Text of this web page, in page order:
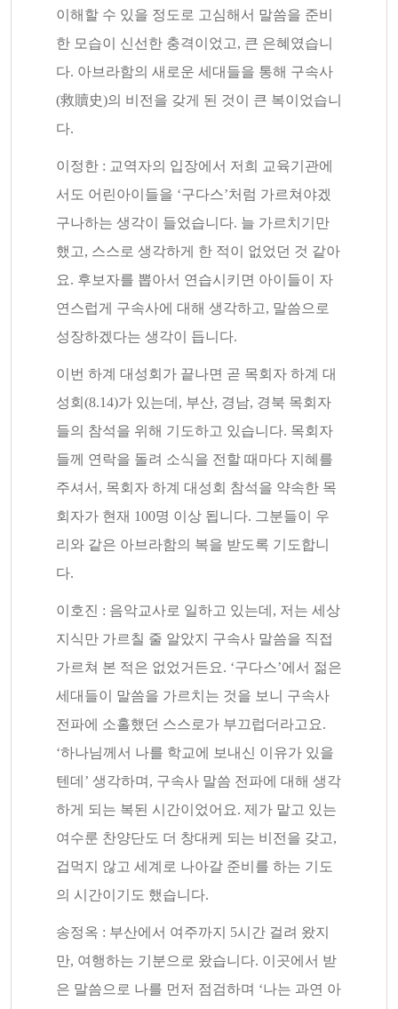
이해할 수 있을 정도로 고심해서 말씀을 준비
한 모습이 신선한 충격이었고, 큰 은혜였습니
다. 아브라함의 새로운 세대들을 통해 구속사
(救贖史)의 비전을 갖게 된 것이 큰 복이었습니
다.
이정한 : 교역자의 입장에서 저희 교육기관에
서도 어린아이들을 ‘구다스’처럼 가르쳐야겠
구나하는 생각이 들었습니다. 늘 가르치기만
했고, 스스로 생각하게 한 적이 없었던 것 같아
요. 후보자를 뽑아서 연습시키면 아이들이 자
연스럽게 구속사에 대해 생각하고, 말씀으로
성장하겠다는 생각이 듭니다.
이번 하계 대성회가 끝나면 곧 목회자 하계 대
성회(8.14)가 있는데, 부산, 경남, 경북 목회자
들의 참석을 위해 기도하고 있습니다. 목회자
들께 연락을 돌려 소식을 전할 때마다 지혜를
주셔서, 목회자 하계 대성회 참석을 약속한 목
회자가 현재 100명 이상 됩니다. 그분들이 우
리와 같은 아브라함의 복을 받도록 기도합니
다.
이호진 : 음악교사로 일하고 있는데, 저는 세상
지식만 가르칠 줄 알았지 구속사 말씀을 직접
가르쳐 본 적은 없었거든요. ‘구다스’에서 젊은
세대들이 말씀을 가르치는 것을 보니 구속사
전파에 소홀했던 스스로가 부끄럽더라고요.
‘하나님께서 나를 학교에 보내신 이유가 있을
텐데’ 생각하며, 구속사 말씀 전파에 대해 생각
하게 되는 복된 시간이었어요. 제가 맡고 있는
여수룬 찬양단도 더 창대케 되는 비전을 갖고,
겁먹지 않고 세계로 나아갈 준비를 하는 기도
의 시간이기도 했습니다.
송정옥 : 부산에서 여주까지 5시간 걸려 왔지
만, 여행하는 기분으로 왔습니다. 이곳에서 받
은 말씀으로 나를 먼저 점검하며 ‘나는 과연 아